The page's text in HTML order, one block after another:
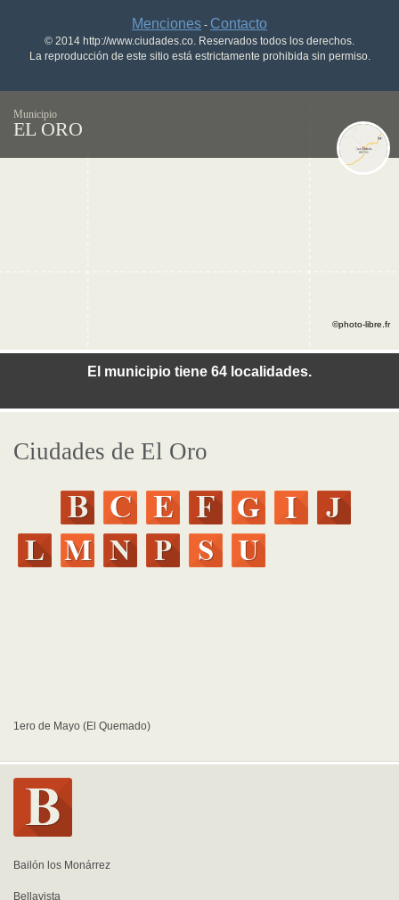
Menciones - Contacto
© 2014 http://www.ciudades.co. Reservados todos los derechos.
La reproducción de este sitio está estrictamente prohibida sin permiso.
Municipio
EL ORO
El municipio tiene 64 localidades.
©photo-libre.fr
Ciudades de El Oro
1ero de Mayo (El Quemado)
Bailón los Monárrez
Bellavista